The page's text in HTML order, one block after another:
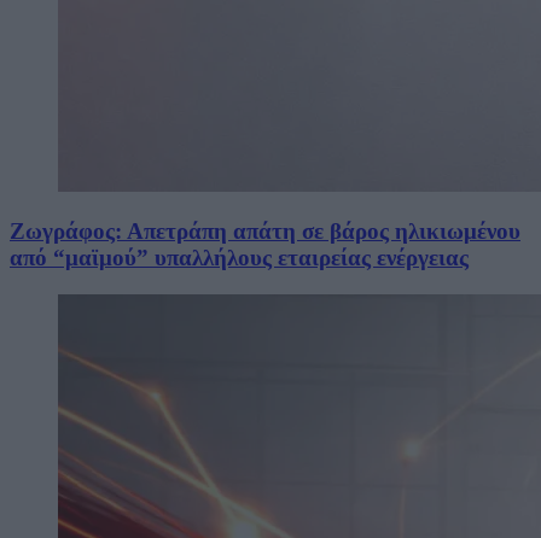
Ζωγράφος: Απετράπη απάτη σε βάρος ηλικιωμένου
από “μαϊμού” υπαλλήλους εταιρείας ενέργειας